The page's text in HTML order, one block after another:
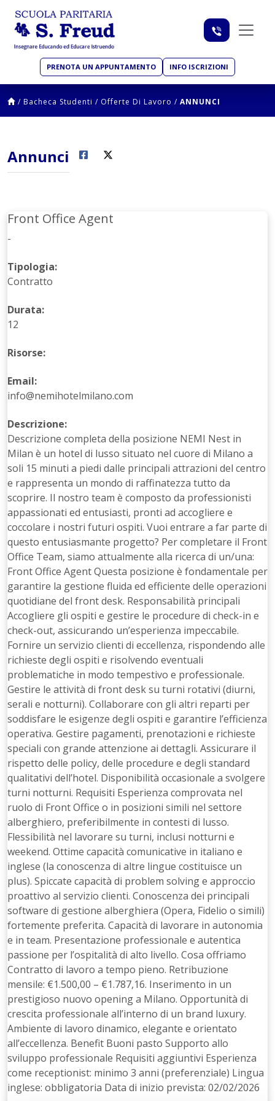
PRENOTA UN APPUNTAMENTO INFO ISCRIZIONI
/ Bacheca Studenti / Offerte Di Lavoro / ANNUNCI
Annunci
Front Office Agent
-
Tipologia:
Contratto
Durata:
12
Risorse:
Email:
info@nemihotelmilano.com
Descrizione:
Descrizione completa della posizione NEMI Nest in
Milan è un hotel di lusso situato nel cuore di Milano a
soli 15 minuti a piedi dalle principali attrazioni del centro
e rappresenta un mondo di raffinatezza tutto da
scoprire. Il nostro team è composto da professionisti
appassionati ed entusiasti, pronti ad accogliere e
coccolare i nostri futuri ospiti. Vuoi entrare a far parte di
questo entusiasmante progetto? Per completare il Front
Office Team, siamo attualmente alla ricerca di un/una:
Front Office Agent Questa posizione è fondamentale per
garantire la gestione fluida ed efficiente delle operazioni
quotidiane del front desk. Responsabilità principali
Accogliere gli ospiti e gestire le procedure di check-in e
check-out, assicurando un’esperienza impeccabile.
Fornire un servizio clienti di eccellenza, rispondendo alle
richieste degli ospiti e risolvendo eventuali
problematiche in modo tempestivo e professionale.
Gestire le attività di front desk su turni rotativi (diurni,
serali e notturni). Collaborare con gli altri reparti per
soddisfare le esigenze degli ospiti e garantire l’efficienza
operativa. Gestire pagamenti, prenotazioni e richieste
speciali con grande attenzione ai dettagli. Assicurare il
rispetto delle policy, delle procedure e degli standard
qualitativi dell’hotel. Disponibilità occasionale a svolgere
turni notturni. Requisiti Esperienza comprovata nel
ruolo di Front Office o in posizioni simili nel settore
alberghiero, preferibilmente in contesti di lusso.
Flessibilità nel lavorare su turni, inclusi notturni e
weekend. Ottime capacità comunicative in italiano e
inglese (la conoscenza di altre lingue costituisce un
plus). Spiccate capacità di problem solving e approccio
proattivo al servizio clienti. Conoscenza dei principali
software di gestione alberghiera (Opera, Fidelio o simili)
fortemente preferita. Capacità di lavorare in autonomia
e in team. Presentazione professionale e autentica
passione per l’ospitalità di alto livello. Cosa offriamo
Contratto di lavoro a tempo pieno. Retribuzione
mensile: €1.500,00 – €1.787,16. Inserimento in un
prestigioso nuovo opening a Milano. Opportunità di
crescita professionale all’interno di un brand luxury.
Ambiente di lavoro dinamico, elegante e orientato
all’eccellenza. Benefit Buoni pasto Supporto allo
sviluppo professionale Requisiti aggiuntivi Esperienza
come receptionist: minimo 3 anni (preferenziale) Lingua
inglese: obbligatoria Data di inizio prevista: 02/02/2026